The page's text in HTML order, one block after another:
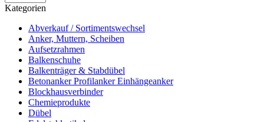
Kategorien
Abverkauf / Sortimentswechsel
Anker, Muttern, Scheiben
Aufsetzrahmen
Balkenschuhe
Balkenträger & Stabdübel
Betonanker Profilanker Einhängeanker
Blockhausverbinder
Chemieprodukte
Dübel